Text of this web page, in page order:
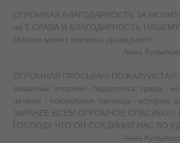
ОГРОМНАЯ БЛАГОДАРНОСТЬ ЗА
на 5.СЛАВА И БЛАГОДАРНОСТЬ НАШЕМУ
Многое может молитва праведного!
Анна
ОГРОМНАЯ ПРОСЬБА!!! ПОЖАЛУЙСТА!!!
экзамены: вторник - педагогика; среда -
четверг - психология; пятница - история,
ЗАРАНЕЕ ВСЕМ ОГРОМНОЕ СПАСИБО!!!
ГОСПОДУ ЧТО ОН СОЕДИНИЛ НАС ВО
Анна